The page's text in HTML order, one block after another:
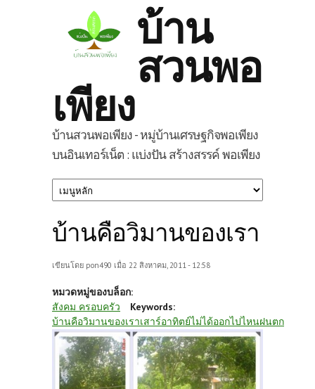
บ้าน
สวนพอ
เพียง
บ้านสวนพอเพียง - หมู่บ้านเศรษฐกิจพอเพียง
บนอินเทอร์เน็ต : แบ่งปัน สร้างสรรค์ พอเพียง
บ้านคือวิมานของเรา
เขียนโดย pon490 เมื่อ 22 สิงหาคม, 2011 - 12:58
หมวดหมู่ของบล็อก:
สังคม ครอบครัว
Keywords:
บ้านคือวิมานของเราเสาร์อาทิตย์ไม่ได้ออกไปไหนฝนตก